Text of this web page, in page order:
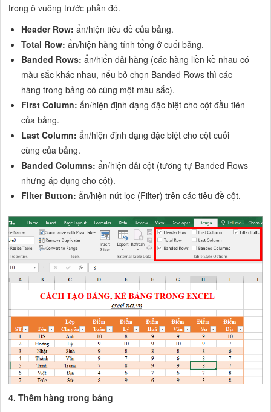
trong ô vuông trước phần đó.
Header Row: ẩn/hiện tiêu đề của bảng.
Total Row: ẩn/hiện hàng tính tổng ở cuối bảng.
Banded Rows: ẩn/hiển dải hàng (các hàng liền kề nhau có
màu sắc khác nhau, nếu bỏ chọn Banded Rows thì các
hàng trong bảng có cùng một màu sắc).
First Column:ẩn/hiện định dạng đặc biệt cho cột đầu tiên
của bảng.
Last Column: ẩn/hiện định dạng đặc biệt cho cột cuối
cùng của bảng.
Banded Columns: ẩn/hiện dải cột (tương tự Banded Rows
nhưng áp dụng cho cột).
Filter Button: ẩn/hiện nút lọc (Filter) trên các tiêu đề cột.
4. Thêm hàng trong bảng